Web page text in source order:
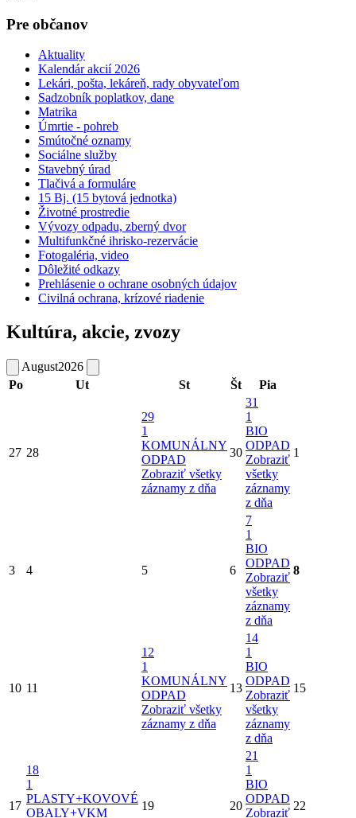
Pre občanov
Aktuality
Kalendár akcií 2026
Lekári, pošta, lekáreň, rady obyvateľom
Sadzobník poplatkov, dane
Matrika
Úmrtie - pohreb
Smútočné oznamy
Sociálne služby
Stavebný úrad
Tlačivá a formuláre
15 Bj. (15 bytová jednotka)
Životné prostredie
Vývozy odpadu, zberný dvor
Multifunkčné ihrisko-rezervácie
Fotogaléria, video
Dôležité odkazy
Prehlásenie o ochrane osobných údajov
Civilná ochrana, krízové riadenie
Kultúra, akcie, zvozy
August2026
Po
Ut St Št Pia
27 28
29
1
KOMUNÁLNY
ODPAD
Zobraziť všetky
záznamy z dňa
30
31
1
BIO
ODPAD
Zobraziť
všetky
záznamy
z dňa
1
3 4 5 6
7
1
BIO
ODPAD
Zobraziť
všetky
záznamy
z dňa
8
10 11
12
1
KOMUNÁLNY
ODPAD
Zobraziť všetky
záznamy z dňa
13
14
1
BIO
ODPAD
Zobraziť
všetky
záznamy
z dňa
15
17
18
1
PLASTY+KOVOVÉ
OBALY+VKM
19 20
21
1
BIO
ODPAD
Zobraziť
22